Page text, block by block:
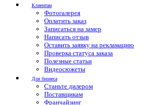
Клиентам
Фотогалерея
Оплатить заказ
Записаться на замер
Написать отзыв
Оставить заявку на рекламацию
Проверка статуса заказа
Полезные статьи
Видеосюжеты
Для бизнеса
Станьте дилером
Поставщикам
Франчайзинг